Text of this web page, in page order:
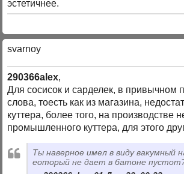
эстетичнее.
svarnoy
290366alex,
Для сосисок и сарделек, в привычном
слова, тоесть как из магазина,
куттера, более того, на производстве
промышленного куттера, для этого
Ты наверное имел в виду вакумный
еоторый не дает в батоне